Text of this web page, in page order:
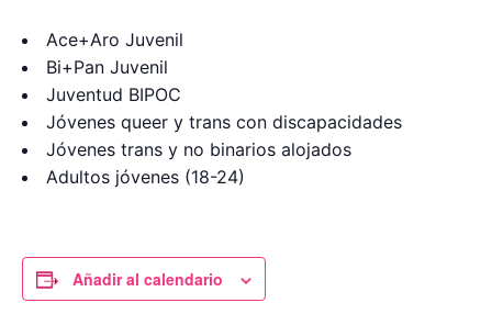
Ace+Aro Juvenil
Bi+Pan Juvenil
Juventud BIPOC
Jóvenes queer y trans con discapacidades
Jóvenes trans y no binarios alojados
Adultos jóvenes (18-24)
Añadir al calendario